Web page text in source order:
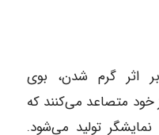
بر اثر گرم شدن، بوی
متصاعد می‌کنند که
تولید می‌شود.